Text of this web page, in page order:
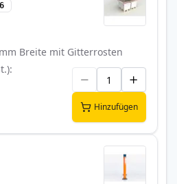
Breite mit Gitterrosten
Hinzufügen